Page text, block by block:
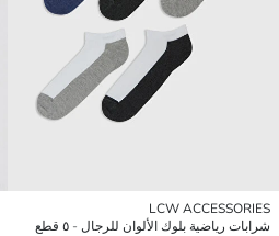
LCW ACCESSORIES
شرابات رياضية بلوك الألوان للرجال - ٥ قطع